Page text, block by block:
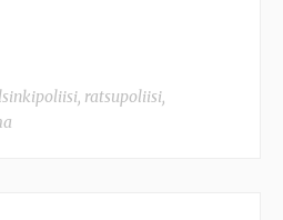
, ratsupoliisi,